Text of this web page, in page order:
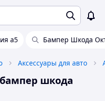
а5 Бампер Шкода
Аксессуары для авто
шкода